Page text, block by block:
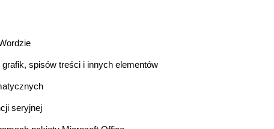
spisów treści i innych elementów
seryjnej